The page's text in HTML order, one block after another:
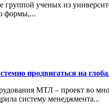
группой ученых из
формы,...
продвигаться на
МТЛ – проект во
систему менеджмента...